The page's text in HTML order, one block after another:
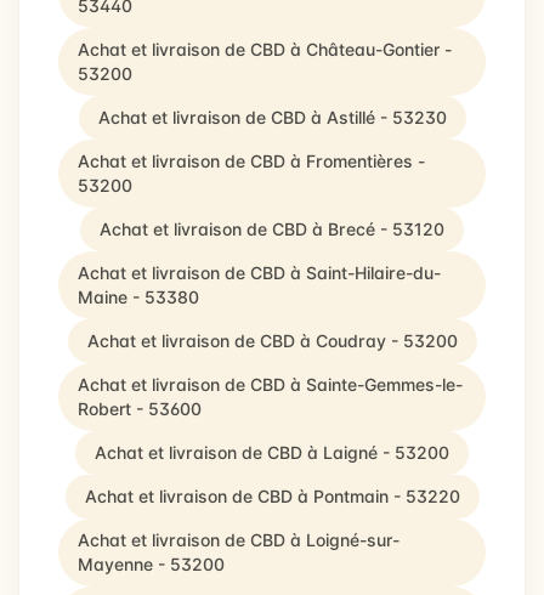
53440
Achat et livraison de CBD à Château-Gontier -
53200
Achat et livraison de CBD à Astillé - 53230
Achat et livraison de CBD à Fromentières -
53200
Achat et livraison de CBD à Brecé - 53120
Achat et livraison de CBD à Saint-Hilaire-du-
Maine - 53380
Achat et livraison de CBD à Coudray - 53200
Achat et livraison de CBD à Sainte-Gemmes-le-
Robert - 53600
Achat et livraison de CBD à Laigné - 53200
Achat et livraison de CBD à Pontmain - 53220
Achat et livraison de CBD à Loigné-sur-
Mayenne - 53200